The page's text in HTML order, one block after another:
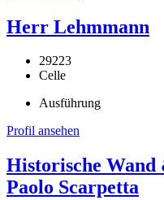
Herr Lehmmann
29223
Celle
Ausführung
Profil ansehen
Historische Wand
Paolo Scarpetta